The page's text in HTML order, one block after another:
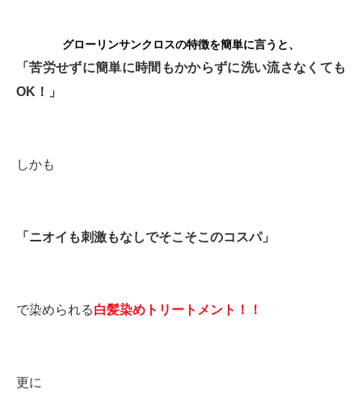
グローリンサンクロスの特徴を簡単に言うと、
「苦労せずに簡単に時間もかからずに洗い流さなくても
OK！」
しかも
「ニオイも刺激もなしでそこそこのコスパ」
で染められる白髪染めトリートメント！！
更に